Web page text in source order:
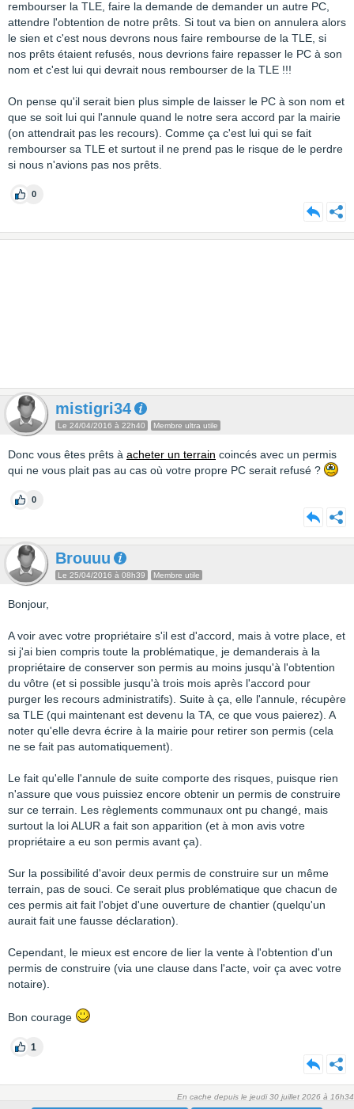
rembourser la TLE, faire la demande de demander un autre PC,
attendre l'obtention de notre prêts. Si tout va bien on annulera alors
le sien et c'est nous devrons nous faire rembourse de la TLE, si
nos prêts étaient refusés, nous devrions faire repasser le PC à son
nom et c'est lui qui devrait nous rembourser de la TLE !!!
On pense qu'il serait bien plus simple de laisser le PC à son nom et
que se soit lui qui l'annule quand le notre sera accord par la mairie
(on attendrait pas les recours). Comme ça c'est lui qui se fait
rembourser sa TLE et surtout il ne prend pas le risque de le perdre
si nous n'avions pas nos prêts.
0
mistigri34
Le 24/04/2016 à 22h40 Membre ultra utile
Donc vous êtes prêts à acheter un terrain coincés avec un permis
qui ne vous plait pas au cas où votre propre PC serait refusé ?
0
Brouuu
Le 25/04/2016 à 08h39 Membre utile
Bonjour,
A voir avec votre propriétaire s'il est d'accord, mais à votre place, et
si j'ai bien compris toute la problématique, je demanderais à la
propriétaire de conserver son permis au moins jusqu'à l'obtention
du vôtre (et si possible jusqu'à trois mois après l'accord pour
purger les recours administratifs). Suite à ça, elle l'annule, récupère
sa TLE (qui maintenant est devenu la TA, ce que vous paierez). A
noter qu'elle devra écrire à la mairie pour retirer son permis (cela
ne se fait pas automatiquement).
Le fait qu'elle l'annule de suite comporte des risques, puisque rien
n'assure que vous puissiez encore obtenir un permis de construire
sur ce terrain. Les règlements communaux ont pu changé, mais
surtout la loi ALUR a fait son apparition (et à mon avis votre
propriétaire a eu son permis avant ça).
Sur la possibilité d'avoir deux permis de construire sur un même
terrain, pas de souci. Ce serait plus problématique que chacun de
ces permis ait fait l'objet d'une ouverture de chantier (quelqu'un
aurait fait une fausse déclaration).
Cependant, le mieux est encore de lier la vente à l'obtention d'un
permis de construire (via une clause dans l'acte, voir ça avec votre
notaire).
Bon courage
1
En cache depuis le jeudi 30 juillet 2026 à 16h34